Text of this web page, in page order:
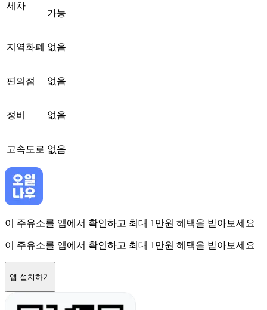
세차
가능
지역화폐 없음
편의점 없음
정비 없음
고속도로 없음
이 주유소를 앱에서 확인하고 최대 1만원 혜택을 받아보세요
이 주유소를 앱에서 확인하고 최대 1만원 혜택을 받아보세요
앱 설치하기